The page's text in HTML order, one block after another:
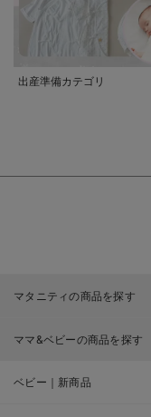
出産準備カテゴリ
マタニティの商品を探す
ママ&ベビーの商品を探す
ベビー｜新商品